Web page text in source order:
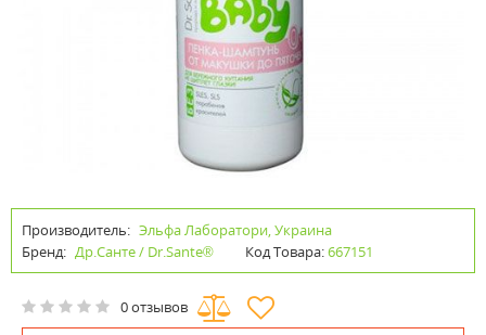
Производитель: Эльфа Лаборатори, Украина
Бренд: Др.Санте / Dr.Sante® Код Товара:667151
0 отзывов